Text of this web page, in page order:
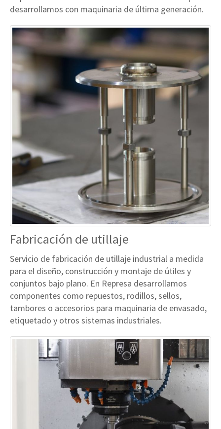
desarrollamos con maquinaria de última generación.
Fabricación de utillaje
Servicio de fabricación de utillaje industrial a medida
para el diseño, construcción y montaje de útiles y
conjuntos bajo plano. En Represa desarrollamos
componentes como repuestos, rodillos, sellos,
tambores o accesorios para maquinaria de envasado,
etiquetado y otros sistemas industriales.